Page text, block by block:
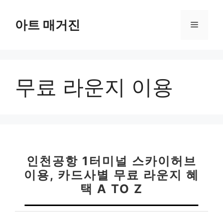
아트 매거진 메
무료 라운지 이용
인천공항 1터미널 스카이허브
이용, 카드사별 무료 라운지 혜
택 A TO Z